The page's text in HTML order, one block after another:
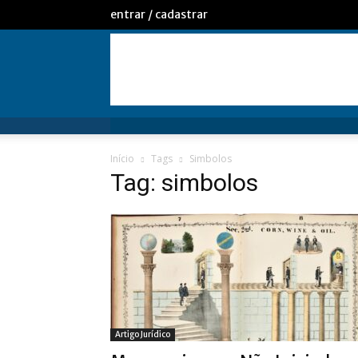
entrar / cadastrar
Início Tags Simbolos
Tag: simbolos
Artigo Jurídico